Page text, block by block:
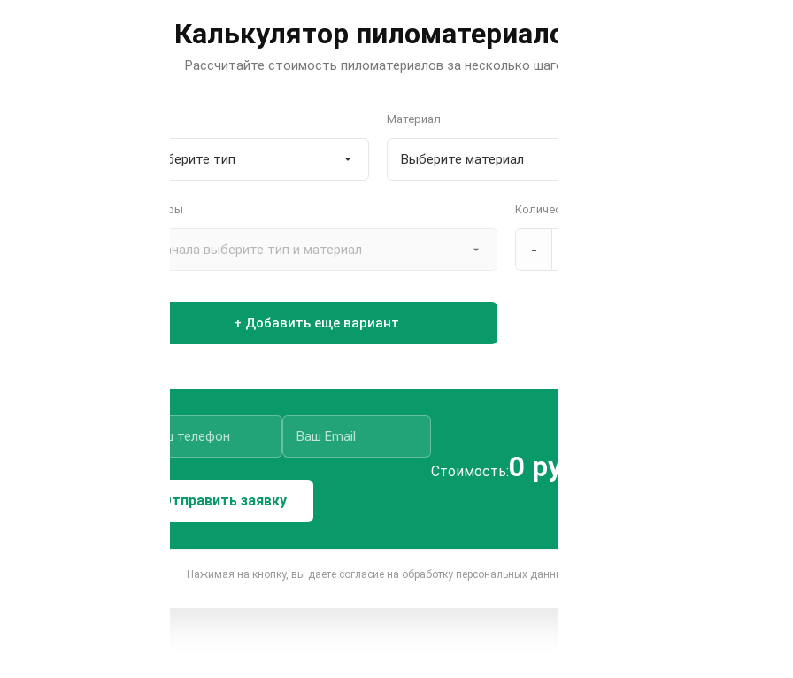
Калькулятор пиломатериалов
Рассчитайте стоимость пиломатериалов за несколько шагов
Материал
Размеры Количество
-
+ Добавить еще вариант
Стоимость:0 руб.
Нажимая на кнопку, вы даете согласие на обработку персональных данных